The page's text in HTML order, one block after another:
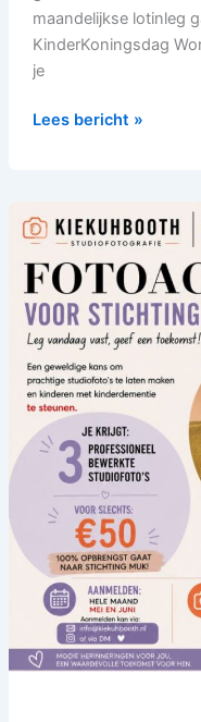
maandelijkse lotinleg
KinderKoningsdag
je
Lees bericht »
Kiekuhbooth
Studiofotografie
en
KG_FOTOS_NL
foto-
actie
t.b.v.
Stichting
MUK